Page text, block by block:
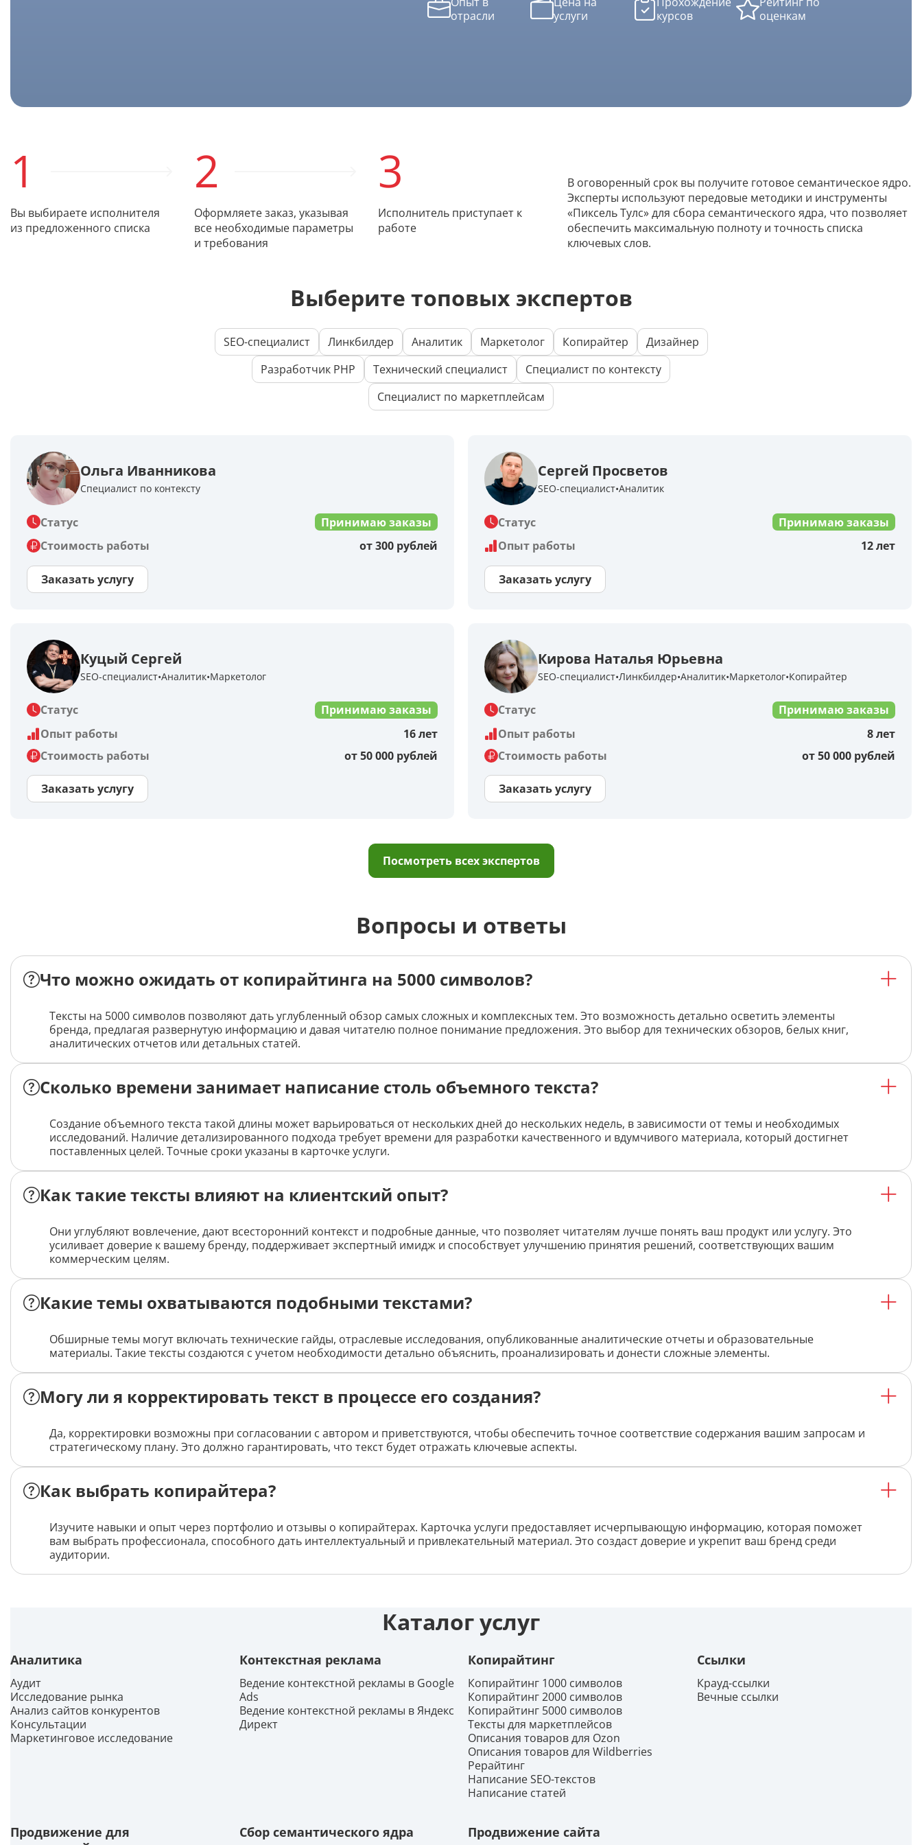
Скрипты
Разбить текст
Должностная инструкция
Регламенты
Вакансия
Описание видео
Анализ диаграммы
Найти место по фото
Определение типа лица по фото
Дипломная работа
Меню
Решение теста по фото
Генерация контента с помощью
отрасли
услуги
курсов
оценкам
1
Вы выбираете исполнителя
из предложенного списка
2
Оформляете заказ, указывая
все необходимые параметры
и требования
3
Исполнитель приступает к
работе
В оговоренный срок вы получите готовое семантическое ядро.
Эксперты используют передовые методики и инструменты
«Пиксель Тулс» для сбора семантического ядра, что позволяет
обеспечить максимальную полноту и точность списка
ключевых слов.
Выберите топовых экспертов
SEO-специалист Линкбилдер Аналитик Маркетолог Копирайтер
Дизайнер
Разработчик PHP
Технический специалист
Специалист по контексту
Специалист по маркетплейсам
Ольга Иванникова
Специалист по контексту
Статус
Принимаю заказы
Стоимость работы
от 300 рублей
Заказать услугу
Сергей Просветов
SEO-специалист Аналитик
Статус
Принимаю заказы
Опыт работы
12 лет
Заказать услугу
Куцый Сергей
SEO-специалист Аналитик Маркетолог
Статус
Принимаю заказы
Опыт работы
16 лет
Стоимость работы
от 50 000 рублей
Заказать услугу
Кирова Наталья Юрьевна
SEO-специалист Линкбилдер Аналитик Маркетолог Копирайтер
Статус
Принимаю заказы
Опыт работы
8 лет
Стоимость работы
от 50 000 рублей
Заказать услугу
Посмотреть всех экспертов
Вопросы и ответы
Что можно ожидать от копирайтинга на 5000 символов?
Тексты на 5000 символов позволяют дать углубленный обзор самых сложных и комплексных тем. Это возможность детально осветить элементы
бренда, предлагая развернутую информацию и давая читателю полное понимание предложения. Это выбор для технических обзоров, белых книг,
аналитических отчетов или детальных статей.
Сколько времени занимает написание столь объемного текста?
Создание объемного текста такой длины может варьироваться от нескольких дней до нескольких недель, в зависимости от темы и необходимых
исследований. Наличие детализированного подхода требует времени для разработки качественного и вдумчивого материала, который достигнет
поставленных целей. Точные сроки указаны в карточке услуги.
Как такие тексты влияют на клиентский опыт?
Они углубляют вовлечение, дают всесторонний контекст и подробные данные, что позволяет читателям лучше понять ваш продукт или услугу. Это
усиливает доверие к вашему бренду, поддерживает экспертный имидж и способствует улучшению принятия решений, соответствующих вашим
коммерческим целям.
Какие темы охватываются подобными текстами?
Обширные темы могут включать технические гайды, отраслевые исследования, опубликованные аналитические отчеты и образовательные
материалы. Такие тексты создаются с учетом необходимости детально объяснить, проанализировать и донести сложные элементы.
Могу ли я корректировать текст в процессе его создания?
Да, корректировки возможны при согласовании с автором и приветствуются, чтобы обеспечить точное соответствие содержания вашим запросам и
стратегическому плану. Это должно гарантировать, что текст будет отражать ключевые аспекты.
Как выбрать копирайтера?
Изучите навыки и опыт через портфолио и отзывы о копирайтерах. Карточка услуги предоставляет исчерпывающую информацию, которая поможет
вам выбрать профессионала, способного дать интеллектуальный и привлекательный материал. Это создаст доверие и укрепит ваш бренд среди
аудитории.
Каталог услуг
Аналитика
Аудит
Исследование рынка
Анализ сайтов конкурентов
Консультации
Маркетинговое исследование
Контекстная реклама
Ведение контекстной рекламы в Google
Ads
Ведение контекстной рекламы в Яндекс
Директ
Копирайтинг
Копирайтинг 1000 символов
Копирайтинг 2000 символов
Копирайтинг 5000 символов
Тексты для маркетплейсов
Описания товаров для Ozon
Описания товаров для Wildberries
Рерайтинг
Написание SEO-текстов
Написание статей
Ссылки
Крауд-ссылки
Вечные ссылки
Продвижение для
Сбор семантического ядра Продвижение сайта